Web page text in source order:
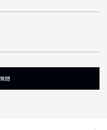
問